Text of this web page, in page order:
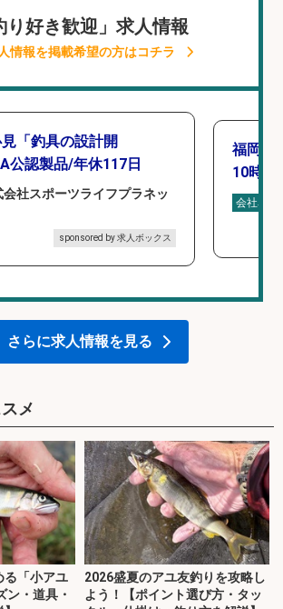
り好き歓迎」求人情報
情報を掲載希望の方はコチラ
「釣具の設計開
公認製品/年休117日
会社スポーツライフプラネッ
sponsored by 求人ボックス
福岡「
10時間
会社名
さらに求人情報を見る
メ
る「小アユ
ン・道具・
2026盛夏のアユ友釣りを攻略し
よう！【ポイント選び方・タッ